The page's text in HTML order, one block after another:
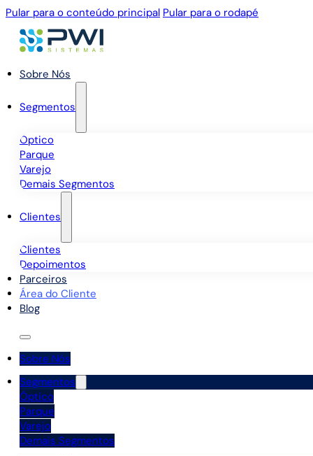
Pular para o conteúdo principal Pular para o rodapé
Sobre Nós
Segmentos
Óptico
Parque
Varejo
Demais Segmentos
Clientes
Clientes
Depoimentos
Parceiros
Área do Cliente
Blog
Sobre Nós
Segmentos
Óptico
Parque
Varejo
Demais Segmentos